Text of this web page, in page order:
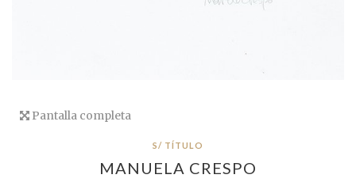
Pantalla completa
S/ TÍTULO
MANUELA CRESPO